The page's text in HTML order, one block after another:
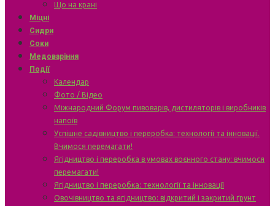
Що на крані
Міцні
Сидри
Соки
Медоваріння
Події
Календар
Фото / Відео
Міжнародний Форум пивоварів, дистиляторів і виробників
напоїв
Успішне садівництво і переробка: технології та інновації.
Вчимося перемагати!
Ягідництво і переробка в умовах воєнного стану: вчимося
перемагати!
Ягідництво і переробка: технології та інновації
Овочівництво та ягідництво: відкритий і закритий ґрунт